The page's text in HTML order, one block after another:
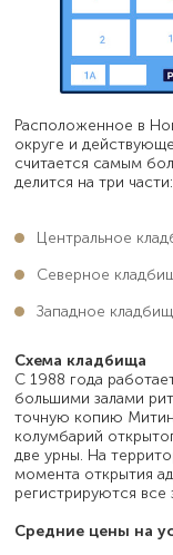
Расположенное в
округе и
считается самым
делится на три части:
Центральное
Северное
Западное
Схема кладбища
С 1988 года
большими залами
точную копию
колумбарий
две урны. На
момента открытия
регистрируются все
Средние цены на